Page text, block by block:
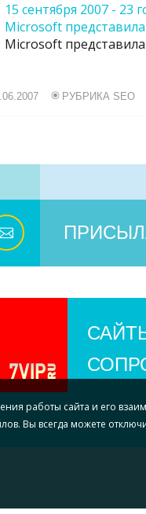
15 сентября 2007 - 23
Microsoft
Microsoft
РУБРИКА SEO
работы сайта и его
Вы всегда можете